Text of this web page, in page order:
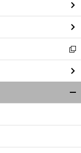
ド
ウ
で
開
く
新
し
い
ウ
ィ
ン
ウ
開